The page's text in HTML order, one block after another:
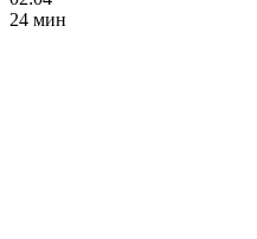
24 мин